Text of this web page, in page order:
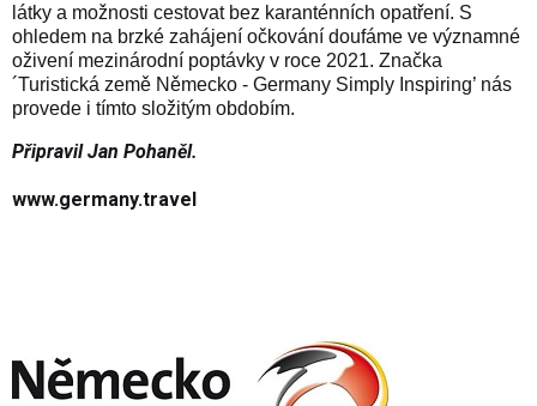
látky a možnosti cestovat bez karanténních opatření. S
ohledem na brzké zahájení očkování doufáme ve významné
oživení mezinárodní poptávky v roce 2021. Značka
´Turistická země Německo - Germany Simply Inspiring’ nás
provede i tímto složitým obdobím.
Připravil Jan Pohaněl.
www.germany.travel